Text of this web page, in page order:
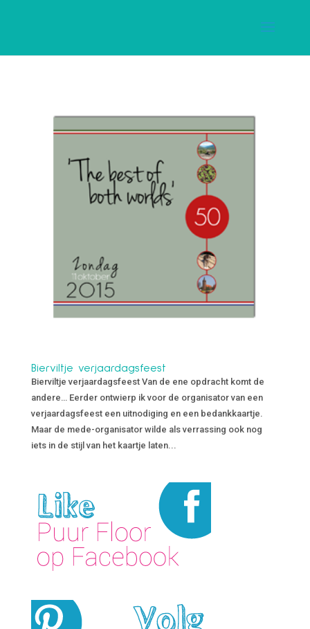
Bierviltje verjaardagsfeest
Bierviltje verjaardagsfeest Van de ene opdracht komt de
andere… Eerder ontwierp ik voor de organisator van een
verjaardagsfeest een uitnodiging en een bedankkaartje.
Maar de mede-organisator wilde als verrassing ook nog
iets in de stijl van het kaartje laten...